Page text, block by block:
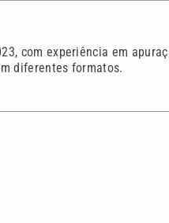
com experiência em
diferentes formatos.